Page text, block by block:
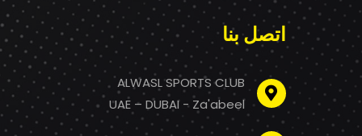
اتصل بنا
ALWASL SPORTS CLUB
UAE – DUBAI - Za'abeel